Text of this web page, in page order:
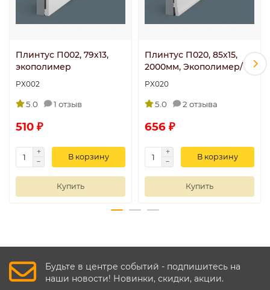
Плинтус П002, 79х13,
экополимер
PX002
5.0 1 отзыв
510 ₽
В корзину
Купить
Плинтус П020, 85х15,
2000мм, Экополимер/
PX020
5.0 2 отзыва
656 ₽
В корзину
Купить
Будьте в центре событий - подпишитесь на
наши новости! Новинки, скидки, акции.